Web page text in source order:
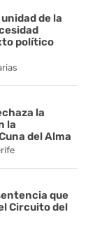
de la
político
la
la
del Alma
que
Circuito del